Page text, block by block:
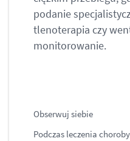
podanie
tlenoterapia czy
monitorowanie.
Obserwuj siebie
Podczas leczenia